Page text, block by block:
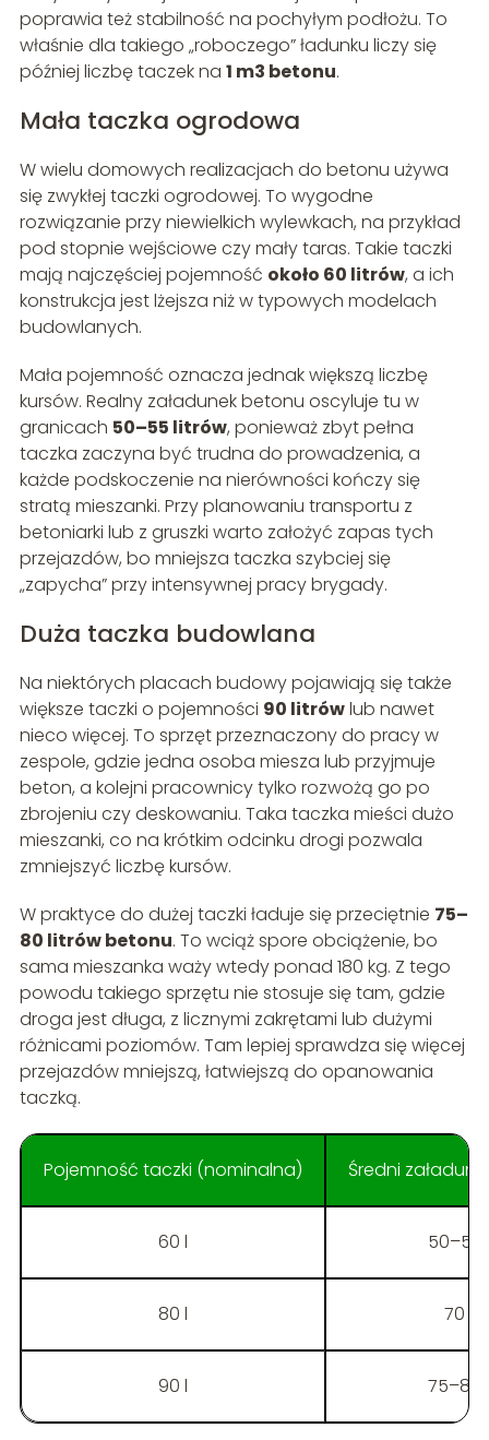
poprawia też stabilność na pochyłym podłożu. To
właśnie dla takiego „roboczego” ładunku liczy się
później liczbę taczek na 1 m3 betonu.
Mała taczka ogrodowa
W wielu domowych realizacjach do betonu używa
się zwykłej taczki ogrodowej. To wygodne
rozwiązanie przy niewielkich wylewkach, na przykład
pod stopnie wejściowe czy mały taras. Takie taczki
mają najczęściej pojemność około 60 litrów, a ich
konstrukcja jest lżejsza niż w typowych modelach
budowlanych.
Mała pojemność oznacza jednak większą liczbę
kursów. Realny załadunek betonu oscyluje tu w
granicach 50–55 litrów, ponieważ zbyt pełna
taczka zaczyna być trudna do prowadzenia, a
każde podskoczenie na nierówności kończy się
stratą mieszanki. Przy planowaniu transportu z
betoniarki lub z gruszki warto założyć zapas tych
przejazdów, bo mniejsza taczka szybciej się
„zapycha” przy intensywnej pracy brygady.
Duża taczka budowlana
Na niektórych placach budowy pojawiają się także
większe taczki o pojemności 90 litrówlub nawet
nieco więcej. To sprzęt przeznaczony do pracy w
zespole, gdzie jedna osoba miesza lub przyjmuje
beton, a kolejni pracownicy tylko rozwożą go po
zbrojeniu czy deskowaniu. Taka taczka mieści dużo
mieszanki, co na krótkim odcinku drogi pozwala
zmniejszyć liczbę kursów.
W praktyce do dużej taczki ładuje się przeciętnie 75–
80 litrów betonu. To wciąż spore obciążenie, bo
sama mieszanka waży wtedy ponad 180 kg. Z tego
powodu takiego sprzętu nie stosuje się tam, gdzie
droga jest długa, z licznymi zakrętami lub dużymi
różnicami poziomów. Tam lepiej sprawdza się więcej
przejazdów mniejszą, łatwiejszą do opanowania
taczką.
Pojemność taczki (nominalna) Średni
60 l 50–55 l
80 l 70 l
90 l 75–80 l